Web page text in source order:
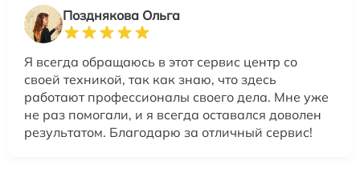
Позднякова Ольга
Я всегда обращаюсь в этот сервис центр со
своей техникой, так как знаю, что здесь
работают профессионалы своего дела. Мне уже
не раз помогали, и я всегда оставался доволен
результатом. Благодарю за отличный сервис!